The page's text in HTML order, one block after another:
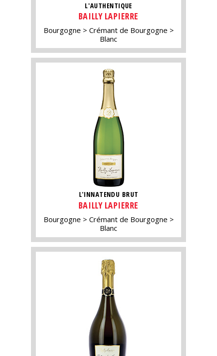
L'AUTHENTIQUE
BAILLY LAPIERRE
Bourgogne
Crémant de Bourgogne
Blanc
L'INNATENDU BRUT
BAILLY LAPIERRE
Bourgogne
Crémant de Bourgogne
Blanc